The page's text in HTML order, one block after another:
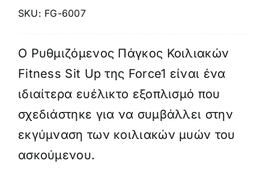
SKU: FG-6007
Ο Ρυθμιζόμενος Πάγκος Κοιλιακών
Fitness Sit Up της Force1 είναι ένα
ιδιαίτερα ευέλικτο εξοπλισμό που
σχεδιάστηκε για να συμβάλλει στην
εκγύμναση των κοιλιακών μυών του
ασκούμενου.